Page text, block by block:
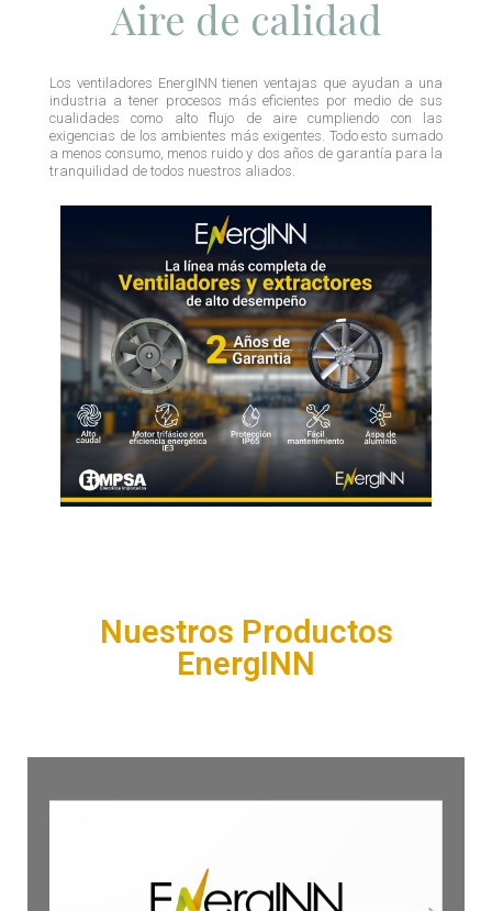
Aire de calidad
Los ventiladores EnergINN tienen ventajas que ayudan a una
industria a tener procesos más eficientes por medio de sus
cualidades como alto flujo de aire cumpliendo con las
exigencias de los ambientes más exigentes. Todo esto sumado
a menos consumo, menos ruido y dos años de garantía para la
tranquilidad de todos nuestros aliados.
Nuestros Productos
EnergINN